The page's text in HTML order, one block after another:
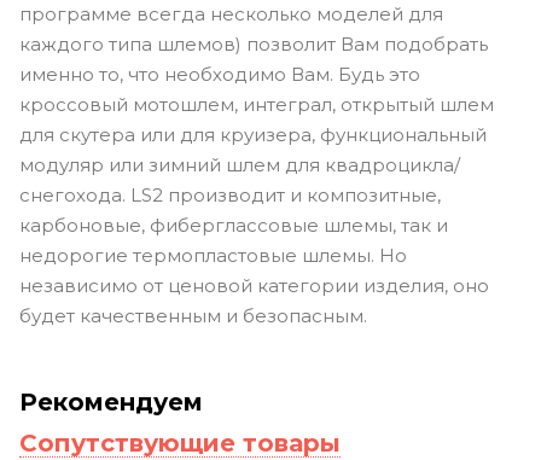
программе всегда несколько моделей для
каждого типа шлемов) позволит Вам подобрать
именно то, что необходимо Вам. Будь это
кроссовый мотошлем, интеграл, открытый шлем
для скутера или для круизера, функциональный
модуляр или зимний шлем для квадроцикла/
снегохода. LS2 производит и композитные,
карбоновые, фиберглассовые шлемы, так и
недорогие термопластовые шлемы. Но
независимо от ценовой категории изделия, оно
будет качественным и безопасным.
Рекомендуем
Сопутствующие товары